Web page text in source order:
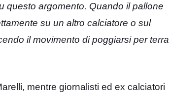
questo argomento. Quando il pallone
su un altro calciatore o sul
il movimento di poggiarsi per terra
mentre giornalisti ed ex calciatori